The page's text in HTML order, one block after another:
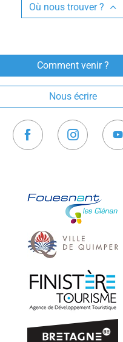
Où nous trouver ?
Comment venir ?
Nous écrire